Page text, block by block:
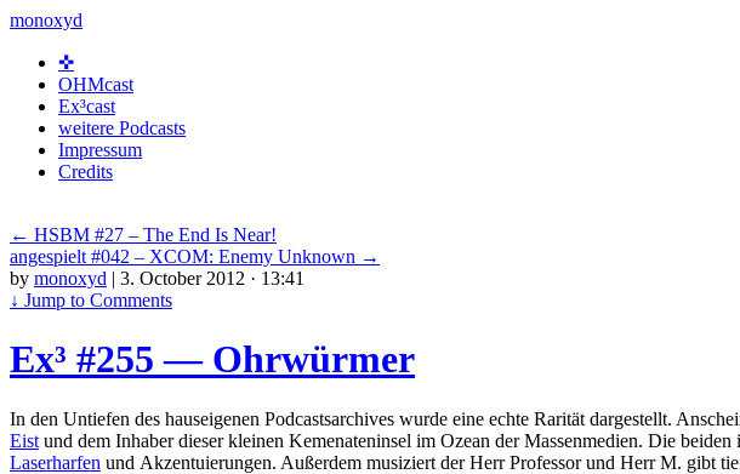
monoxyd
Skip
content
✜
OHMcast
Ex³cast
weitere Podcasts
Impressum
Credits
← HSBM #27 – The End Is Near!
angespielt #042 – XCOM: Enemy Unknown →
by monoxyd | 3. October 2012 · 13:41
↓ Jump to Comments
Ex³ #255 — Ohrwürmer
In den Untiefen des hauseigenen Podcastsarchives wurde eine echte Rarität dargestellt.
Eist und dem Inhaber dieser kleinen Kemenateninsel im Ozean der Massenmedien. Die
Laserharfen und Akzentuierungen. Außerdem musiziert der Herr Professor und Herr M. gibt